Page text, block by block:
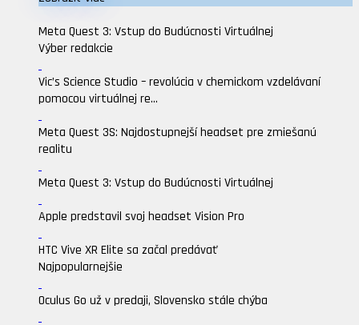
Meta Quest 3: Vstup do Budúcnosti Virtuálnej
Výber redakcie
Vic’s Science Studio – revolúcia v chemickom vzdelávaní
pomocou virtuálnej re...
Meta Quest 3S: Najdostupnejší headset pre zmiešanú
realitu
Meta Quest 3: Vstup do Budúcnosti Virtuálnej
Apple predstavil svoj headset Vision Pro
HTC Vive XR Elite sa začal predávať
Najpopularnejšie
Oculus Go už v predaji, Slovensko stále chýba